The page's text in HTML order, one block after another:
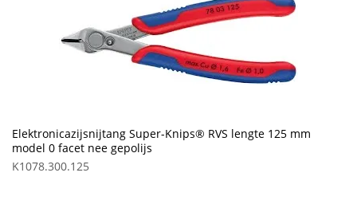
Elektronicazijsnijtang Super-Knips® RVS lengte 125 mm
model 0 facet nee gepolijs
K1078.300.125